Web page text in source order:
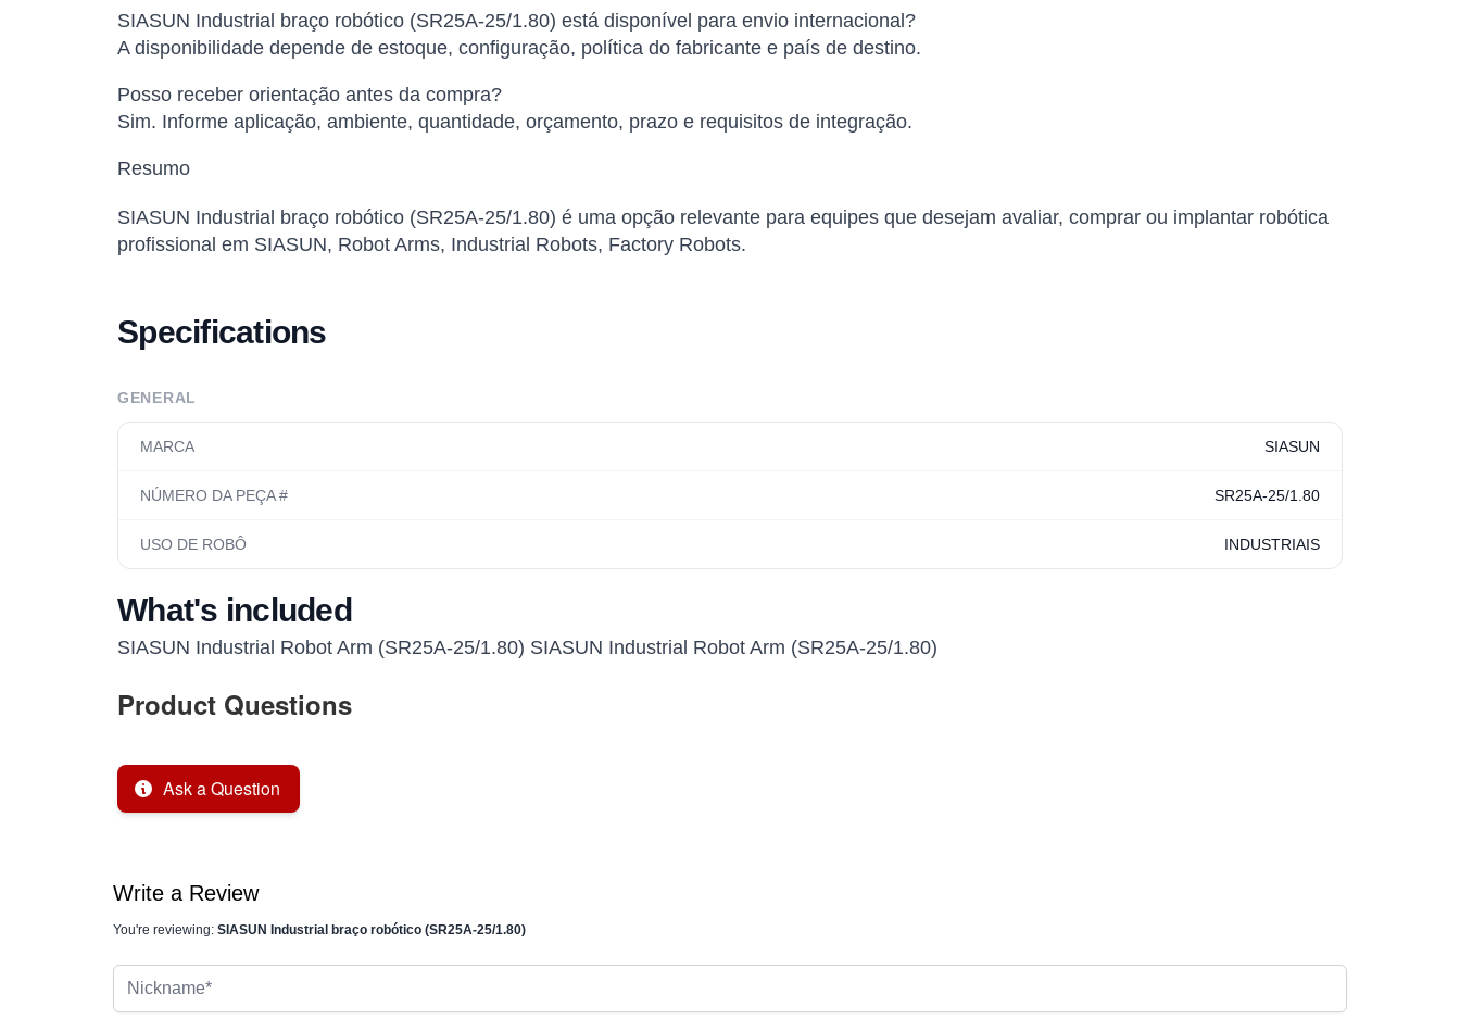
SIASUN Industrial braço robótico (SR25A-25/1.80) está disponível para envio internacional?
A disponibilidade depende de estoque, configuração, política do fabricante e país de destino.
Posso receber orientação antes da compra?
Sim. Informe aplicação, ambiente, quantidade, orçamento, prazo e requisitos de integração.
Resumo
SIASUN Industrial braço robótico (SR25A-25/1.80) é uma opção relevante para equipes que desejam avaliar, comprar ou implantar robótica
profissional em SIASUN, Robot Arms, Industrial Robots, Factory Robots.
Specifications
GENERAL
MARCA SIASUN
NÚMERO DA PEÇA # SR25A-25/1.80
USO DE ROBÔ INDUSTRIAIS
What's included
SIASUN Industrial Robot Arm (SR25A-25/1.80) SIASUN Industrial Robot Arm (SR25A-25/1.80)
Product Questions
Ask a Question
Write a Review
You're reviewing: SIASUN Industrial braço robótico (SR25A-25/1.80)